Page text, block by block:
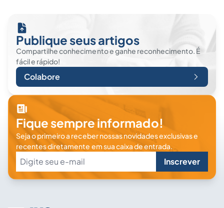
Publique seus artigos
Compartilhe conhecimento e ganhe reconhecimento. É
fácil e rápido!
Colabore
Fique sempre informado!
Seja o primeiro a receber nossas novidades exclusivas e
recentes diretamente em sua caixa de entrada.
Inscrever